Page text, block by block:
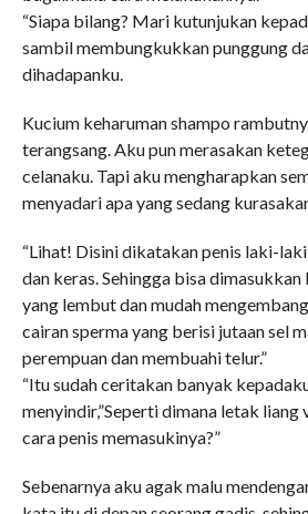
“Siapa bilang? Mari kutunjukan
sambil membungkukkan punggung
dihadapanku.
Kucium keharuman shampo
terangsang. Aku pun merasakan
celanaku. Tapi aku mengharapkan
menyadari apa yang sedang
“Lihat! Disini dikatakan penis laki-
dan keras. Sehingga bisa dimasukkan
yang lembut dan mudah
cairan sperma yang berisi jutaan sel
perempuan dan membuahi telur.”
“Itu sudah ceritakan banyak
menyindir,”Seperti dimana letak liang
cara penis memasukinya?”
Sebenarnya aku agak malu